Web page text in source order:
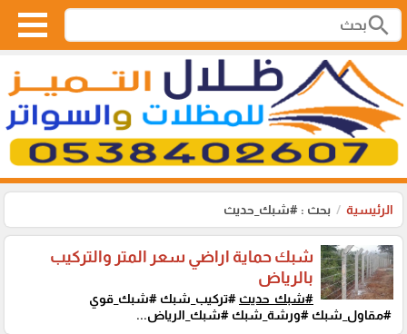
search
الرئيسية بحث : #شبك_حديث
شبك حماية اراضي سعر المتر والتركيب
بالرياض
#شبك_حديث #تركيب_شبك #شبك_قوي
#مقاول_شبك #ورشة_شبك #شبك_الرياض...